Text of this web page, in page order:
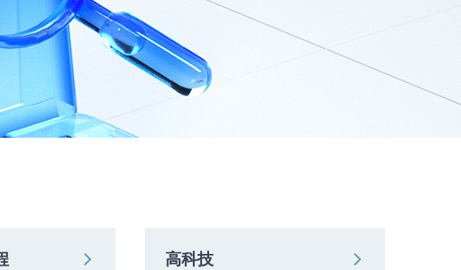
包装消费品与零售
航空航天与国防
筑工程与施工
高科技